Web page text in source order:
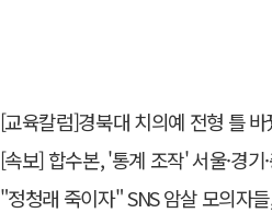
[교육칼럼]경북대 치의예 전형 틀 바꿨다…대구 상위
[속보] 합수본, '통계 조작' 서울·경기·충
"정청래 죽이자" SNS 암살 모의자들, 서